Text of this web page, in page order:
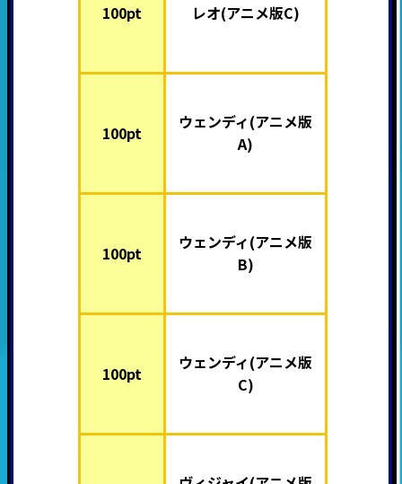
100pt レオ(アニメ版C)
100pt
ウェンディ(アニメ版
A)
100pt
ウェンディ(アニメ版
B)
100pt
ウェンディ(アニメ版
C)